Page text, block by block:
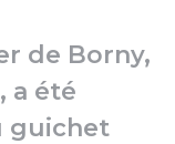
de Borny,
a été
guichet